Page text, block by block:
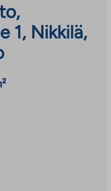
1, Nikkilä,